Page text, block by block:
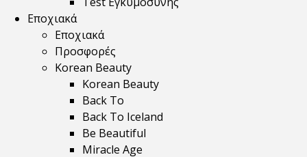
Εποχιακά
Εποχιακά
Προσφορές
Korean Beauty
Korean Beauty
Back To
Back To Iceland
Be Beautiful
Miracle Age